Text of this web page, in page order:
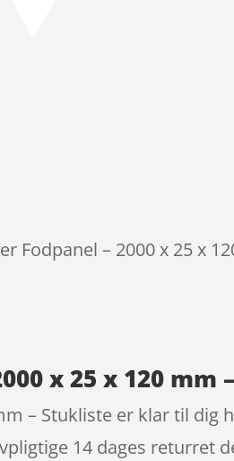
Fodpanel – 2000 x 25 x
x 25 x 120 mm
– Stukliste er klar til dig
14 dages returret